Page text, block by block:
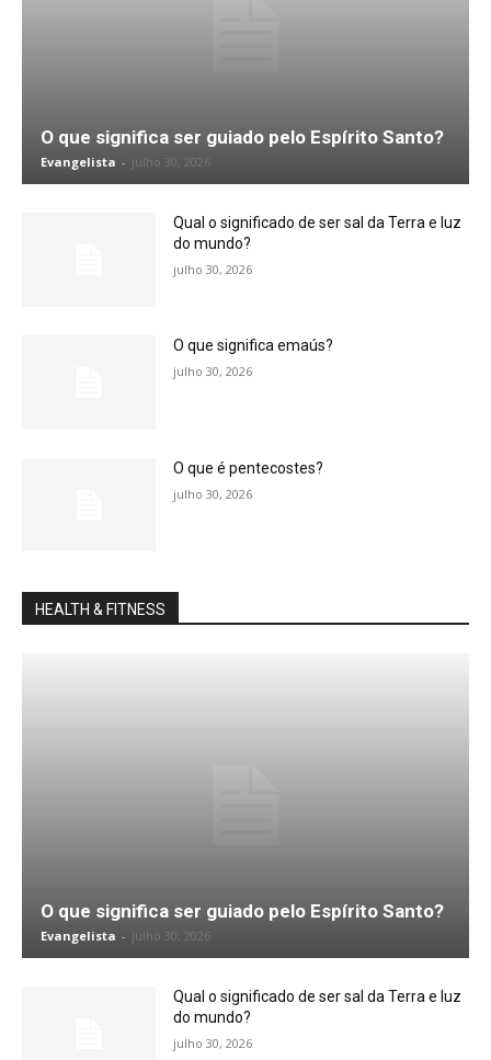
O que significa ser guiado pelo Espírito Santo?
Evangelista - julho 30, 2026
Qual o significado de ser sal da Terra e luz
do mundo?
julho 30, 2026
O que significa emaús?
julho 30, 2026
O que é pentecostes?
julho 30, 2026
HEALTH & FITNESS
O que significa ser guiado pelo Espírito Santo?
Evangelista - julho 30, 2026
Qual o significado de ser sal da Terra e luz
do mundo?
julho 30, 2026